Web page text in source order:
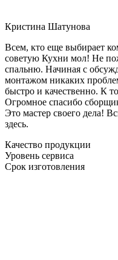
Кристина Шатунова
Всем, кто еще выбирает
советую Кухни мол! Не
спальню. Начиная с
монтажом никаких
быстро и качественно. К
Огромное спасибо
Это мастер своего дела!
здесь.
Качество продукции
Уровень сервиса
Срок изготовления